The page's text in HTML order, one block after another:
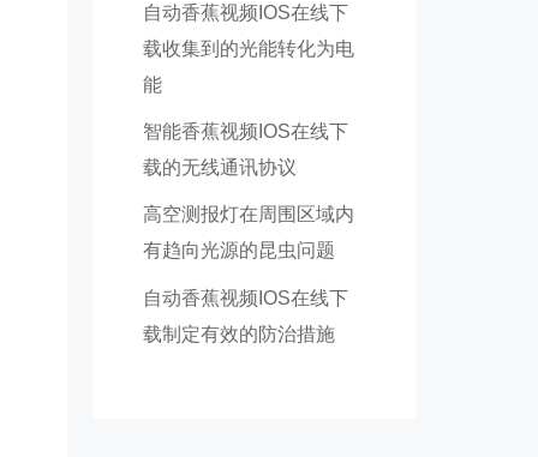
自动香蕉视频IOS在线下
载收集到的光能转化为电
能
智能香蕉视频IOS在线下
载的无线通讯协议
高空测报灯在周围区域内
有趋向光源的昆虫问题
自动香蕉视频IOS在线下
载制定有效的防治措施